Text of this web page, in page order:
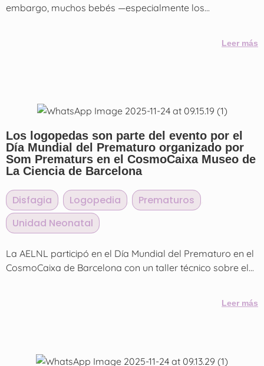
embargo, muchos bebés —especialmente los...
Leer más
Los logopedas son parte del evento por el
Día Mundial del Prematuro organizado por
Som Prematurs en el CosmoCaixa Museo de
La Ciencia de Barcelona
Disfagia Logopedia Prematuros
Unidad Neonatal
La AELNL participó en el Día Mundial del Prematuro en el
CosmoCaixa de Barcelona con un taller técnico sobre el...
Leer más